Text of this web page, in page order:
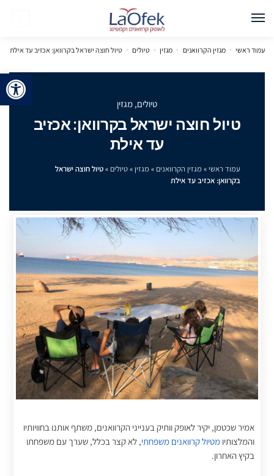
עמוד ראשי » מגזין הקרוואנים » מגזין » טיולים » טיול חוצה ישראל בקרוואן: אכזיב עד אילת
טיולים, מגזין
טיול חוצה ישראל בקרוואן: אכזיב
עד אילת
עמוד ראשי» מגזין הקרוואנים » מגזין»טיולים »טיול חוצה ישראל
בקרוואן: אכזיב עד אילת
אמיר שכטמן, יקיר לאופק וותיק בענייני הקרוואנים, משתף אותנו בחוויותיו
והמלצותיו מטיול קרוואנים משפחתי, לא קצר בכלל, שערך עם משפחתו
בקיץ האחרון.